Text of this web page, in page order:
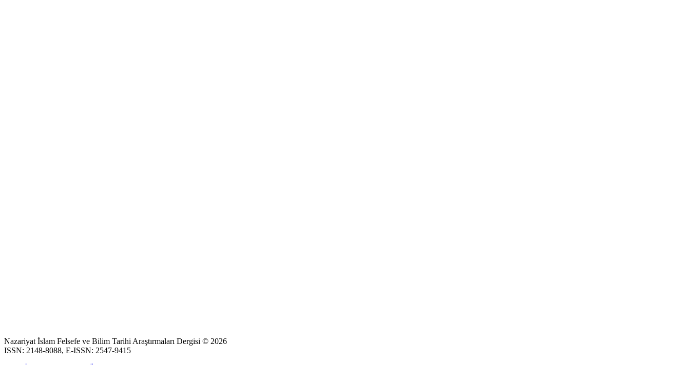
Nazariyat İslam Felsefe ve Bilim Tarihi Araştırmaları Dergisi © 2026
ISSN: 2148-8088, E-ISSN: 2547-9415